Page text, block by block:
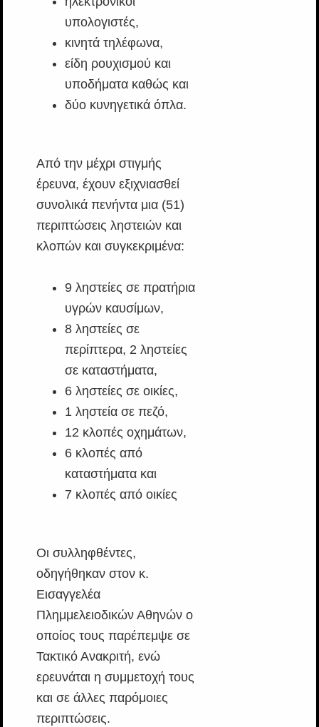
υπολογιστές,
κινητά τηλέφωνα,
είδη ρουχισμού και
υποδήματα καθώς και
δύο κυνηγετικά όπλα.
Από την μέχρι στιγμής
έρευνα, έχουν εξιχνιασθεί
συνολικά πενήντα μια (51)
περιπτώσεις ληστειών και
κλοπών και συγκεκριμένα:
9 ληστείες σε πρατήρια
υγρών καυσίμων,
8 ληστείες σε
περίπτερα, 2 ληστείες
σε καταστήματα,
6 ληστείες σε οικίες,
1 ληστεία σε πεζό,
12 κλοπές οχημάτων,
6 κλοπές από
καταστήματα και
7 κλοπές από οικίες
Οι συλληφθέντες,
οδηγήθηκαν στον κ.
Εισαγγελέα
Πλημμελειοδικών Αθηνών ο
οποίος τους παρέπεμψε σε
Τακτικό Ανακριτή, ενώ
ερευνάται η συμμετοχή τους
και σε άλλες παρόμοιες
περιπτώσεις.